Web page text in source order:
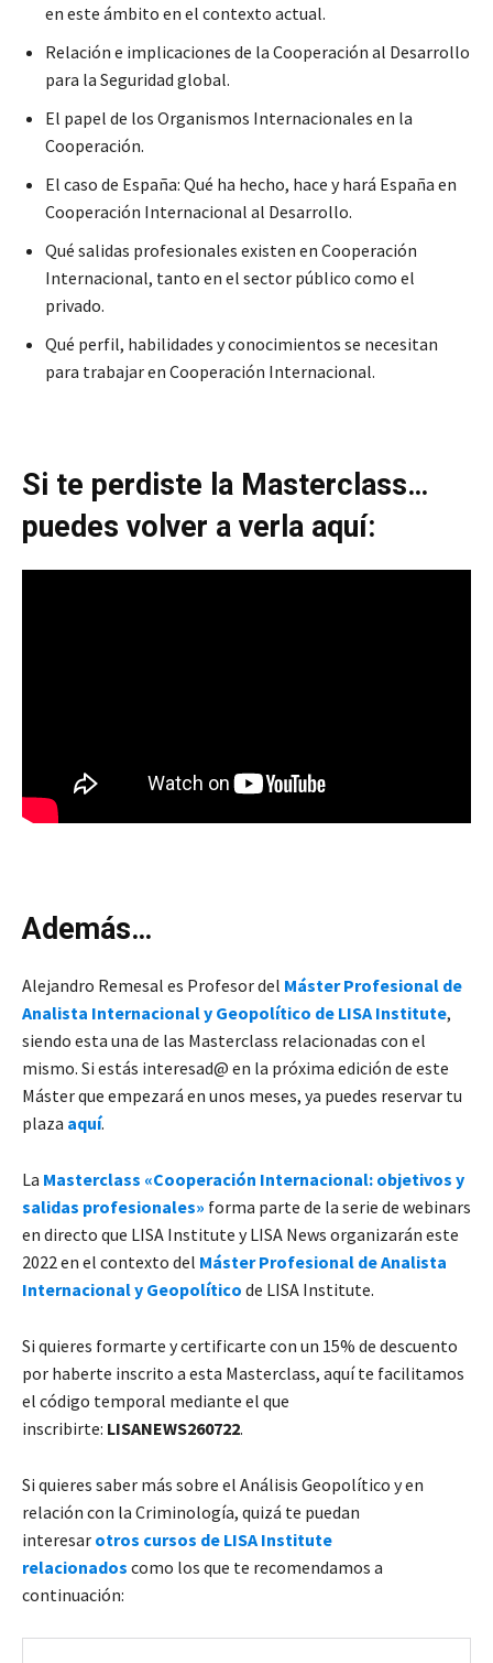
en este ámbito en el contexto actual.
Relación e implicaciones de la Cooperación al Desarrollo
para la Seguridad global.
El papel de los Organismos Internacionales en la
Cooperación.
El caso de España: Qué ha hecho, hace y hará España en
Cooperación Internacional al Desarrollo.
Qué salidas profesionales existen en Cooperación
Internacional, tanto en el sector público como el
privado.
Qué perfil, habilidades y conocimientos se necesitan
para trabajar en Cooperación Internacional.
Si te perdiste la Masterclass…
puedes volver a verla aquí:
Además…
Alejandro Remesal es Profesor del Máster Profesional de
Analista Internacional y Geopolítico de LISA Institute,
siendo esta una de las Masterclass relacionadas con el
mismo. Si estás interesad@ en la próxima edición de este
Máster que empezará en unos meses, ya puedes reservar tu
plaza aquí.
La Masterclass «Cooperación Internacional: objetivos y
salidas profesionales» forma parte de la serie de webinars
en directo que LISA Institute y LISA News organizarán este
2022 en el contexto del Máster Profesional de Analista
Internacional y Geopolítico de LISA Institute.
Si quieres formarte y certificarte con un 15% de descuento
por haberte inscrito a esta Masterclass, aquí te facilitamos
el código temporal mediante el que
inscribirte: LISANEWS260722.
Si quieres saber más sobre el Análisis Geopolítico y en
relación con la Criminología, quizá te puedan
interesar otros cursos de LISA Institute
relacionados como los que te recomendamos a
continuación: